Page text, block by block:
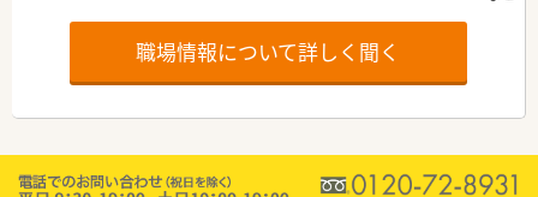
職場情報について詳しく聞く